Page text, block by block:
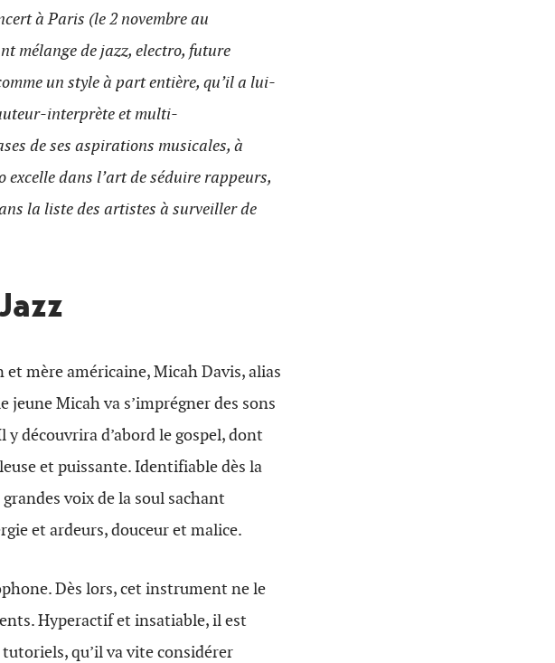
à Paris (le 2 novembre au
mélange de jazz, electro, future
un style à part entière, qu’il a lui-
interprète et multi-
de ses aspirations musicales, à
excelle dans l’art de séduire rappeurs,
la liste des artistes à surveiller de
mère américaine, Micah Davis, alias
Micah va s’imprégner des sons
découvrira d’abord le gospel, dont
et puissante. Identifiable dès la
voix de la soul sachant
et ardeurs, douceur et malice.
Dès lors, cet instrument ne le
Hyperactif et insatiable, il est
tutoriels, qu’il va vite considérer